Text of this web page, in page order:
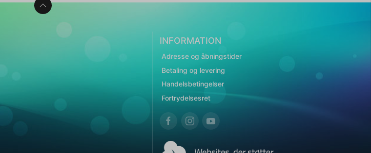
INFORMATION
Adresse og åbningstider
Betaling og levering
Handelsbetingelser
Fortrydelsesret